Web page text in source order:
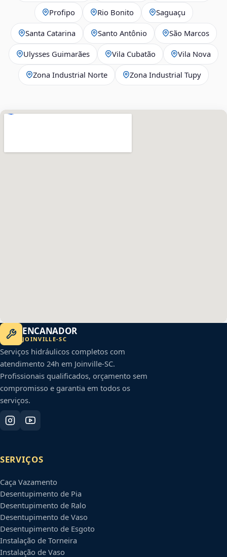
Profipo Rio Bonito Saguaçu
Santa Catarina Santo Antônio São Marcos
Ulysses Guimarães Vila Cubatão Vila Nova
Zona Industrial Norte Zona Industrial Tupy
ENCANADOR
JOINVILLE-SC
Serviços hidráulicos completos com
atendimento 24h em Joinville-SC.
Profissionais qualificados, orçamento sem
compromisso e garantia em todos os
serviços.
SERVIÇOS
Caça Vazamento
Desentupimento de Pia
Desentupimento de Ralo
Desentupimento de Vaso
Desentupimento de Esgoto
Instalação de Torneira
Instalação de Vaso